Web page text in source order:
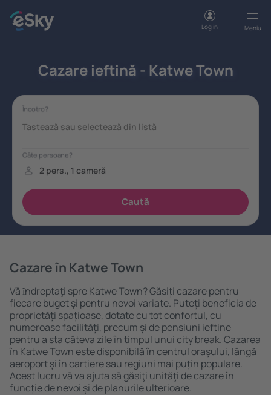
Meniu
Log in
Cazare ieftină - Katwe Town
Cazare în Katwe Town
Vă ȋndreptaţi spre Katwe Town? Găsiți cazare pentru
fiecare buget şi pentru nevoi variate. Puteți beneficia de
proprietăți spațioase, dotate cu tot confortul, cu
numeroase facilități, precum și de pensiuni ieftine
pentru a sta câteva zile în timpul unui city break. Cazarea
în Katwe Town este disponibilă în centrul orașului, lângă
aeroport și în cartiere sau regiuni mai puțin populare.
Acest lucru vă va ajuta să găsiţi unităţi de cazare în
funcție de nevoi și de planurile ulterioare.